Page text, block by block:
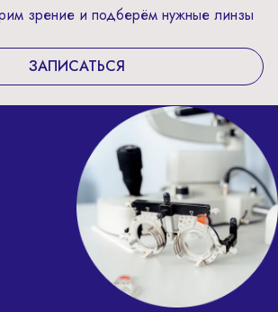
зрение и подберём нужные линзы
ЗАПИСАТЬСЯ